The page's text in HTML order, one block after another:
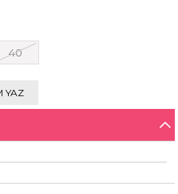
40
YAZ